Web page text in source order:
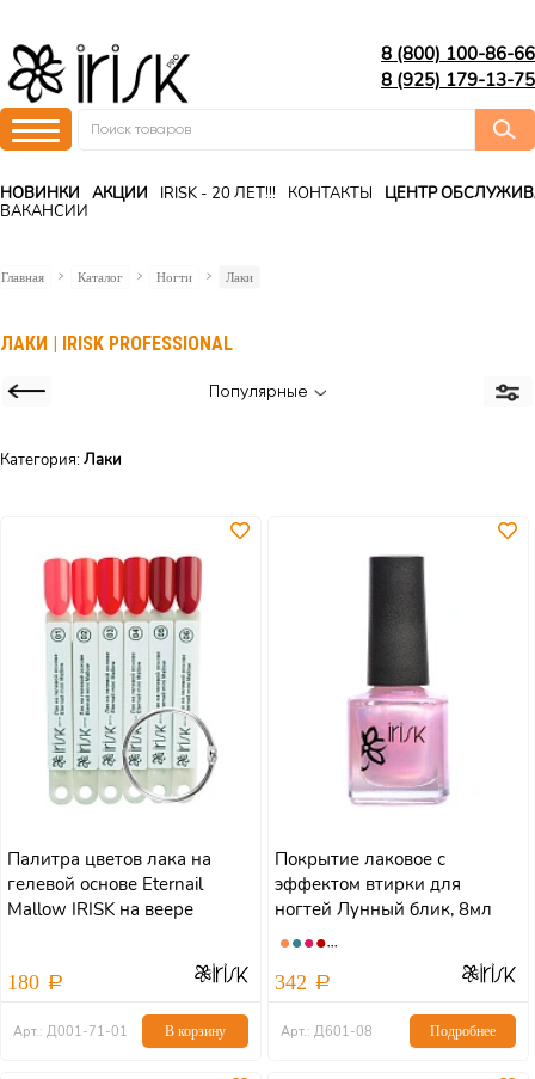
8 (800) 100-86-66
8 (925) 179-13-75
НОВИНКИ АКЦИИ IRISK - 20 ЛЕТ!!! КОНТАКТЫ
ЦЕНТР
ВАКАНСИИ
Главная Каталог Ногти Лаки
ЛАКИ | IRISK PROFESSIONAL
Популярные
Категория: Лаки
Палитра цветов лака на
гелевой основе Eternail
Mallow IRISK на веере
180
Арт.: Д001-71-01 В корзину
Покрытие лаковое с
эффектом втирки для
ногтей Лунный блик, 8мл
342
Арт.: Д601-08 Подробнее